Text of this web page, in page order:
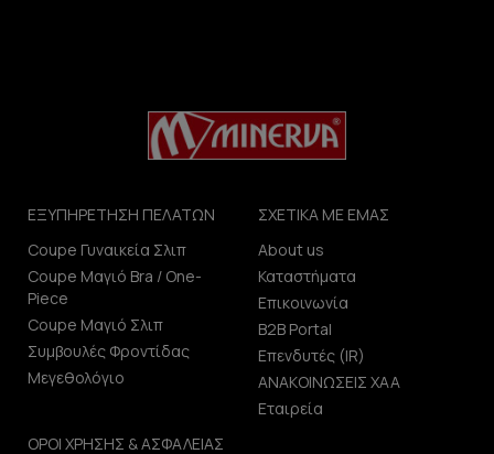
ΕΞΥΠΗΡΕΤΗΣΗ ΠΕΛΑΤΩΝ
Coupe Γυναικεία Σλιπ
Coupe Μαγιό Bra / One-
Piece
Coupe Μαγιό Σλιπ
Συμβουλές Φροντίδας
Μεγεθολόγιο
ΣΧΕΤΙΚΑ ΜΕ ΕΜΑΣ
About us
Καταστήματα
Επικοινωνία
B2B Portal
Επενδυτές (IR)
ΑΝΑΚΟΙΝΩΣΕΙΣ ΧΑΑ
Εταιρεία
ΟΡΟΙ ΧΡΗΣΗΣ & ΑΣΦΑΛΕΙΑΣ